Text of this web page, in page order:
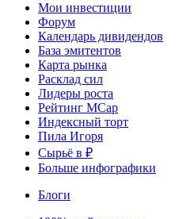
Мои инвестиции
Форум
Календарь дивидендов
База эмитентов
Карта рынка
Расклад сил
Лидеры роста
Рейтинг MCap
Индексный торт
Пила Игоря
Сырьё в ₽
Больше инфографики
Блоги